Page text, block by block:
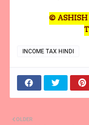
© ASHISH
INCOME TAX HINDI
OLDER